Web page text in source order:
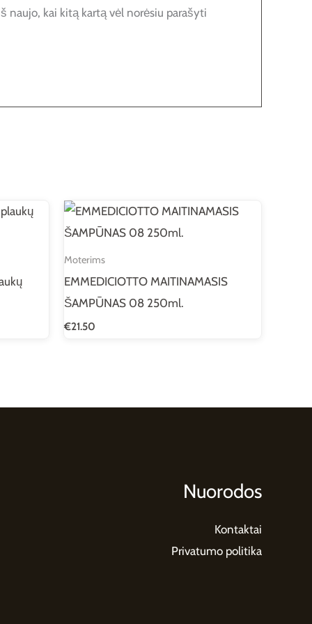
naujo, kai kitą kartą vėl norėsiu parašyti
Moterims
EMMEDICIOTTO MAITINAMASIS
ŠAMPŪNAS 08 250ml.
€21.50
Nuorodos
Kontaktai
Privatumo politika